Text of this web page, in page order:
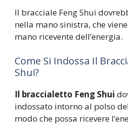
Il bracciale Feng Shui
nella mano sinistra, che
mano ricevente dell’energia.
Come Si Indossa Il
Shui?
Il braccialetto Feng Shui
indossato intorno al polso
modo che possa ricevere